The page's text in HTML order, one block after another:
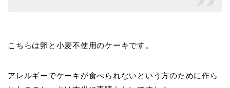
こちらは卵と小麦不使用のケーキです。
アレルギーでケーキが食べられないという方のために作ら